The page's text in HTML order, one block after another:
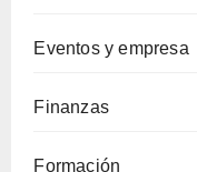
Eventos y empresa
Finanzas
Formación